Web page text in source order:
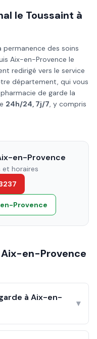
le Toussaint à
des soins
Aix-en-Provence le
redirigé vers le service
département, qui vous
de garde la
24h/24, 7j/7, y compris
en-Provence
et horaires
Provence
Aix-en-Provence
à Aix-en-
▾